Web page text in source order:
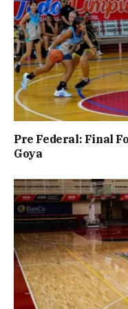
Pre Federal: Final
Goya